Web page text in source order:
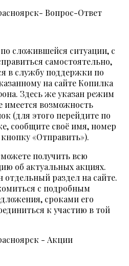
сложившейся ситуации, с
самостоятельно,
в службу поддержки по
на сайте Копилка
Здесь же указан режим
возможность
(для этого перейдите по
сообщите своё имя, номер
«Отправить»).
получить всю
об актуальных акциях.
раздел на сайте.
с подробным
сроками его
к участию в той